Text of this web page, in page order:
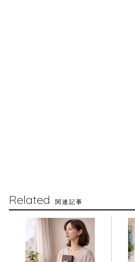
Related 関連記事